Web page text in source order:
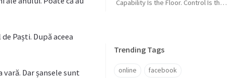
Paști. După aceea
vară. Dar șansele sunt
Capability Is the Floor. Control Is the Moat.
Trending Tags
online facebook